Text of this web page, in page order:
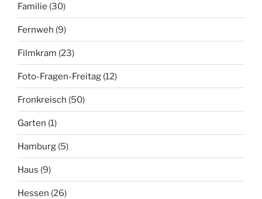
Familie (30)
Fernweh (9)
Filmkram (23)
Foto-Fragen-Freitag (12)
Fronkreisch (50)
Garten (1)
Hamburg (5)
Haus (9)
Hessen (26)